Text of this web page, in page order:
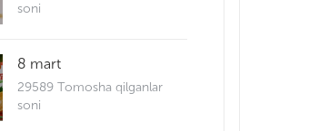
soni
8 mart
29589 Tomosha qilganlar
soni